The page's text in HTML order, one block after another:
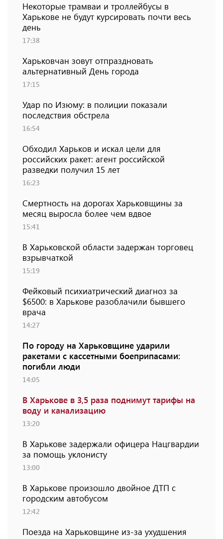
Некоторые трамваи и троллейбусы в
Харькове не будут курсировать почти весь
день
17:38
Харьковчан зовут отпраздновать
альтернативный День города
17:15
Удар по Изюму: в полиции показали
последствия обстрела
16:54
Обходил Харьков и искал цели для
российских ракет: агент российской
разведки получил 15 лет
16:23
Смертность на дорогах Харьковщины за
месяц выросла более чем вдвое
15:41
В Харьковской области задержан торговец
взрывчаткой
15:19
Фейковый психиатрический диагноз за
$6500: в Харькове разоблачили бывшего
врача
14:27
По городу на Харьковщине ударили
ракетами с кассетными боеприпасами:
погибли люди
14:05
В Харькове в 3,5 раза поднимут тарифы на
воду и канализацию
13:20
В Харькове задержали офицера Нацгвардии
за помощь уклонисту
13:00
В Харькове произошло двойное ДТП с
городским автобусом
12:42
Поезда на Харьковщине из-за ухудшения